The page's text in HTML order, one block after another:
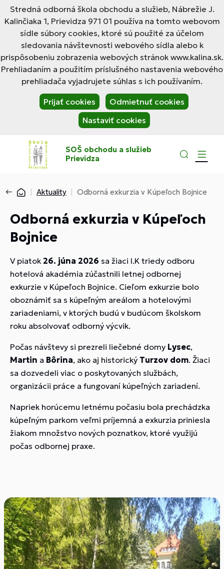
Stredná odborná škola obchodu a služieb, Nábrežie J.
Kalinčiaka 1, Prievidza 971 01 používa na tomto webovom
sídle súbory cookies, ktoré sú použité za účelom
sledovania návštevnosti webového sídla alebo k
prispôsobeniu zobrazenia webových stránok www.kalina.sk.
Prehliadaním a použitím príslušného nastavenia webového
prehliadača vyjadrujete súhlas s ich používaním.
Prijať cookies
Odmietnuť cookies
Nastaviť cookies
SOŠ obchodu a služieb
Prievidza
Aktuality Odborná exkurzia v Kúpeľoch Bojnice
Odborná exkurzia v Kúpeľoch
Bojnice
V piatok 26. júna 2026 sa žiaci I.K triedy odboru
hotelová akadémia zúčastnili letnej odbornej
exkurzie v Kúpeľoch Bojnice. Cieľom exkurzie bolo
oboznámiť sa s kúpeľným areálom a hotelovými
zariadeniami, v ktorých budú v budúcom školskom
roku absolvovať odborný výcvik.
Počas návštevy si prezreli liečebné domy Lysec,
Martin a Bôrina, ako aj historický Turzov dom. Žiaci
sa dozvedeli viac o poskytovaných službách,
organizácii práce a fungovaní kúpeľných zariadení.
Napriek horúcemu letnému počasiu bola prechádzka
kúpeľným parkom veľmi príjemná a exkurzia priniesla
žiakom množstvo nových poznatkov, ktoré využijú
počas odbornej praxe.